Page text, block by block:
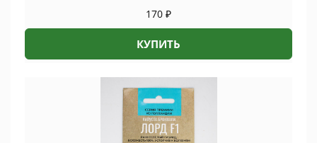
170 ₽
КУПИТЬ